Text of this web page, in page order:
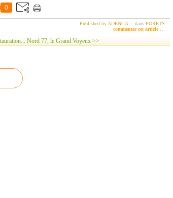
0
Published by ADENCA - dans FORETS
commenter cet article
Nord 77, le Grand Voyeux >>